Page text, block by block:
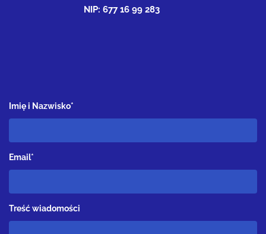
NIP: 677 16 99 283
Imię i Nazwisko*
Email*
Treść wiadomości